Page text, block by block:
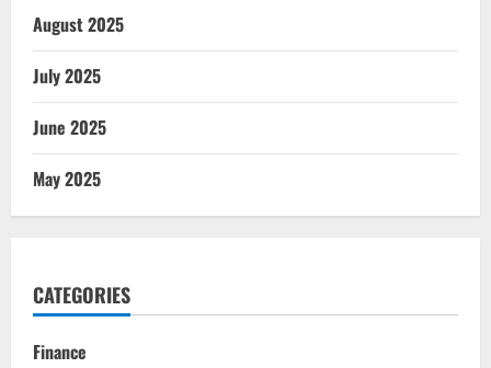
August 2025
July 2025
June 2025
May 2025
CATEGORIES
Finance